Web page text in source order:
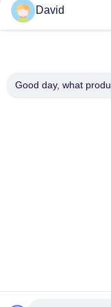
Basierter
Gummikoeffizient
Drahtrost-Harz-
David
Good day, what